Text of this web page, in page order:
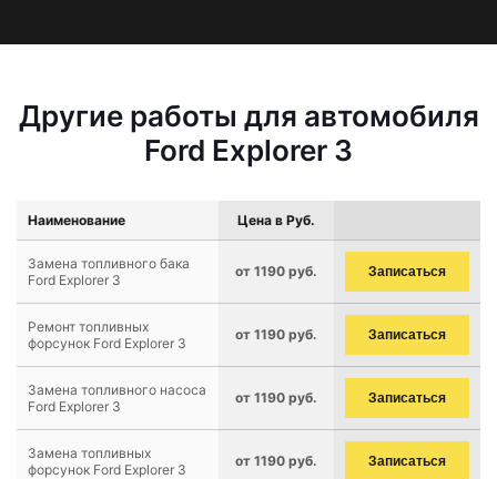
Другие работы для автомобиля
Ford Explorer 3
Наименование Цена в Руб.
Замена топливного бака
Ford Explorer 3
от 1190 руб. Записаться
Ремонт топливных
форсунок Ford Explorer 3
от 1190 руб. Записаться
Замена топливного насоса
Ford Explorer 3
от 1190 руб. Записаться
Замена топливных
форсунок Ford Explorer 3
от 1190 руб. Записаться